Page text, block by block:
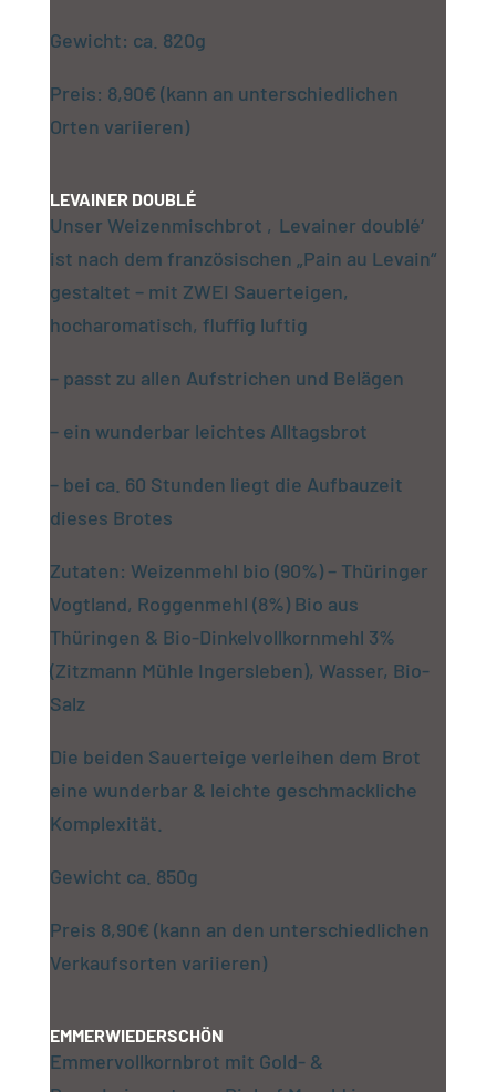
Gewicht: ca. 820g
Preis: 8,90€ (kann an unterschiedlichen
Orten variieren)
LEVAINER DOUBLÉ
Unser Weizenmischbrot ‚Levainer doublé‘
ist nach dem französischen „Pain au Levain“
gestaltet – mit ZWEI Sauerteigen,
hocharomatisch, fluffig luftig
– passt zu allen Aufstrichen und Belägen
– ein wunderbar leichtes Alltagsbrot
– bei ca. 60 Stunden liegt die Aufbauzeit
dieses Brotes
Zutaten: Weizenmehl bio (90%) – Thüringer
Vogtland, Roggenmehl (8%) Bio aus
Thüringen & Bio-Dinkelvollkornmehl 3%
(Zitzmann Mühle Ingersleben), Wasser, Bio-
Salz
Die beiden Sauerteige verleihen dem Brot
eine wunderbar & leichte geschmackliche
Komplexität.
Gewicht ca. 850g
Preis 8,90€ (kann an den unterschiedlichen
Verkaufsorten variieren)
EMMERWIEDERSCHÖN
Emmervollkornbrot mit Gold- &